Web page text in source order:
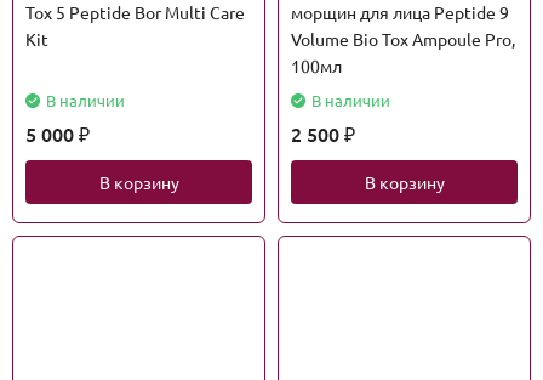
Tox 5 Peptide Bor Multi Care
Kit
В наличии
5 000 ₽
В корзину
морщин для лица Peptide 9
Volume Bio Tox Ampoule Pro,
100мл
В наличии
2 500 ₽
В корзину